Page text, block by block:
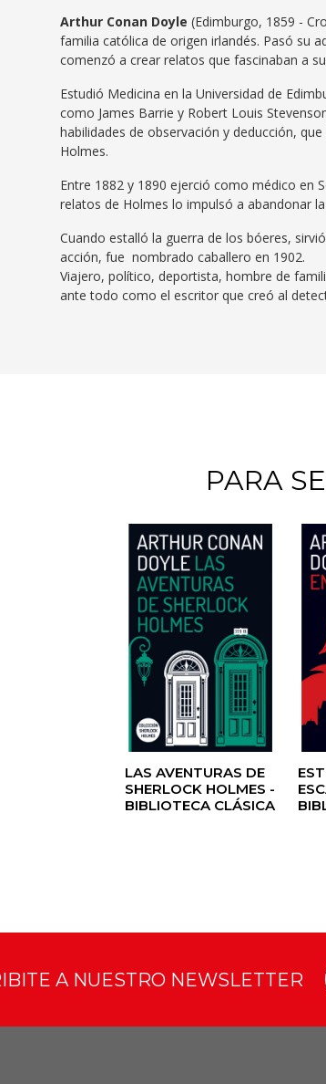
Arthur Conan Doyle (Edimburgo, 1859 -
familia católica de origen irlandés. Pasó su
comenzó a crear relatos que fascinaban a
Estudió Medicina en la Universidad de
como James Barrie y Robert Louis
habilidades de observación y deducción,
Holmes.
Entre 1882 y 1890 ejerció como médico en
relatos de Holmes lo impulsó a abandonar
Cuando estalló la guerra de los bóeres,
acción, fue nombrado caballero en 1902.
Viajero, político, deportista, hombre de
ante todo como el escritor que creó al
PARA
LAS AVENTURAS DE
SHERLOCK HOLMES -
BIBLIOTECA CLÁSICA
A NUESTRO NEWSLETTER